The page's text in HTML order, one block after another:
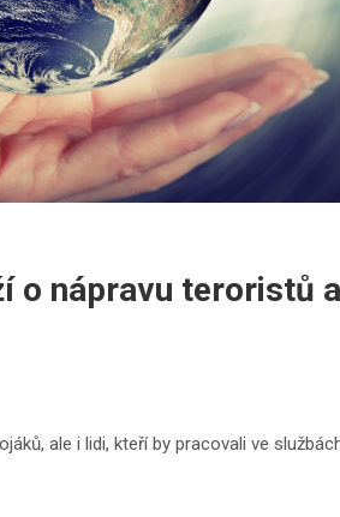
o nápravu teroristů a
ale i lidi, kteří by pracovali ve